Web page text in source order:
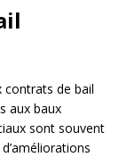
contrats de bail
aux baux
sont souvent